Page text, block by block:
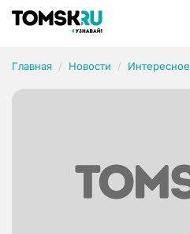
Главная Новости Интересное